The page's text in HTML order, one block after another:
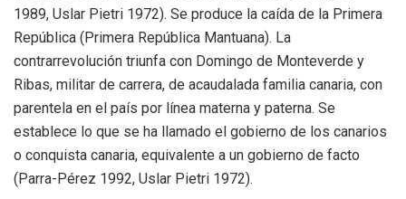
1989, Uslar Pietri 1972). Se produce la caída de la Primera
República (Primera República Mantuana). La
contrarrevolución triunfa con Domingo de Monteverde y
Ribas, militar de carrera, de acaudalada familia canaria, con
parentela en el país por línea materna y paterna. Se
establece lo que se ha llamado el gobierno de los canarios
o conquista canaria, equivalente a un gobierno de facto
(Parra-Pérez 1992, Uslar Pietri 1972).